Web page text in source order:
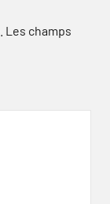
Les champs